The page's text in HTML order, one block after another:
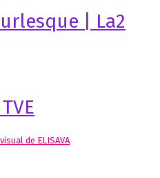
| La2
de ELISAVA